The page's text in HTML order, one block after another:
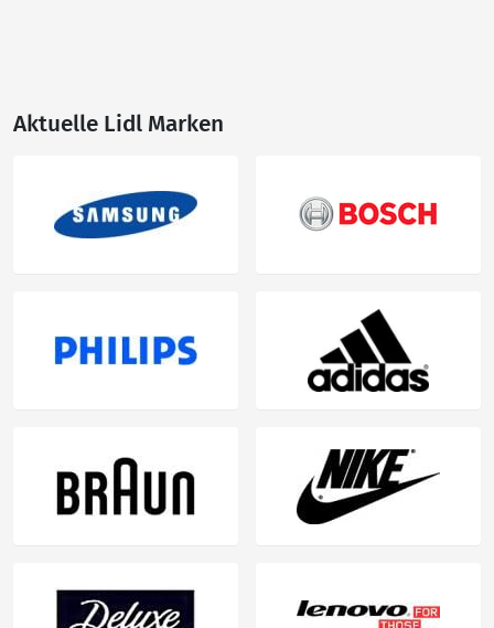
Aktuelle Lidl Marken